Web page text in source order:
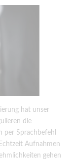
hat unser
die
per Sprachbefehl
Aufnahmen
gehen